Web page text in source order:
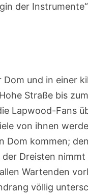
der
und in einer
Straße bis
Lapwood-Fans
von ihnen
Dom kommen;
Dreisten
Wartenden
völlig